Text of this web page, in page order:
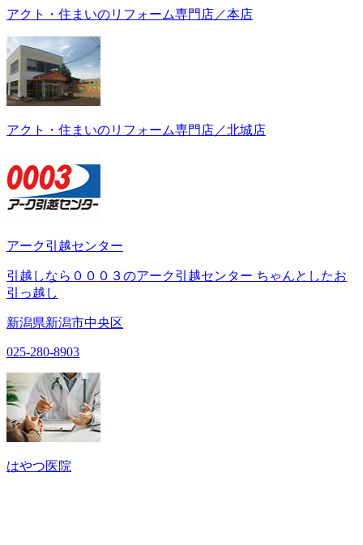
アクト・住まいのリフォーム専門店／本店
アクト・住まいのリフォーム専門店／北城店
アーク引越センター
引越しなら０００３のアーク引越センター ちゃんとしたお
引っ越し
新潟県新潟市中央区
025-280-8903
はやつ医院